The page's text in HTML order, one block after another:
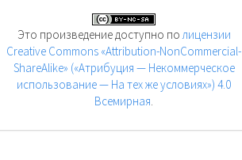
Это произведение доступно полицензии
Creative Commons «Attribution-NonCommercial-
ShareAlike» («Атрибуция — Некоммерческое
использование — На тех же условиях») 4.0
Всемирная.